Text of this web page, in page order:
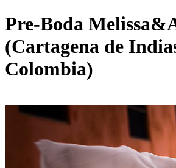
Pre-Boda
(Cartagena de
Colombia)